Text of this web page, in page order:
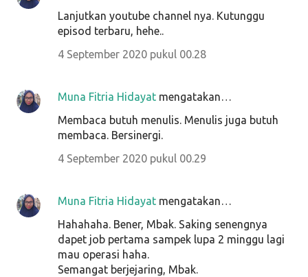
Lanjutkan youtube channel nya. Kutunggu
episod terbaru, hehe..
4 September 2020 pukul 00.28
Muna Fitria Hidayat mengatakan…
Membaca butuh menulis. Menulis juga butuh
membaca. Bersinergi.
4 September 2020 pukul 00.29
Muna Fitria Hidayat mengatakan…
Hahahaha. Bener, Mbak. Saking senengnya
dapet job pertama sampek lupa 2 minggu lagi
mau operasi haha.
Semangat berjejaring, Mbak.